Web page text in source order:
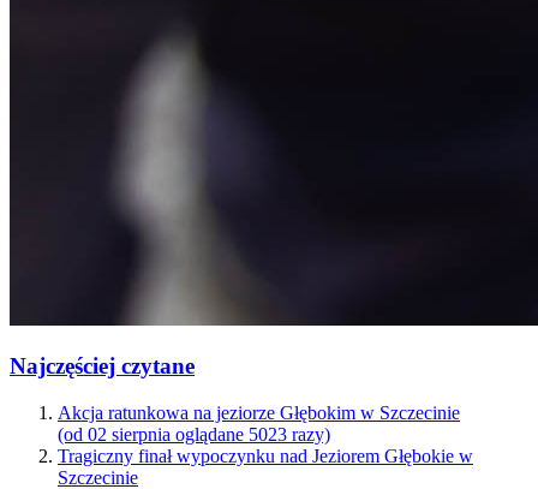
Najczęściej czytane
Akcja ratunkowa na jeziorze Głębokim w Szczecinie
(od 02 sierpnia oglądane 5023 razy)
Tragiczny finał wypoczynku nad Jeziorem Głębokie w
Szczecinie